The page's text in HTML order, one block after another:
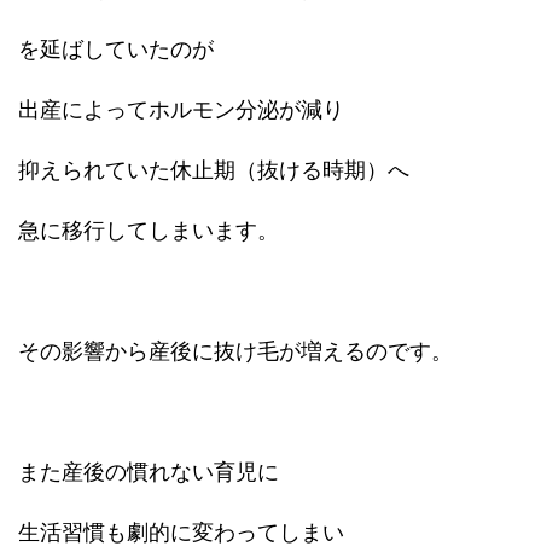
を延ばしていたのが
出産によってホルモン分泌が減り
抑えられていた休止期（抜ける時期）へ
急に移行してしまいます。
その影響から産後に抜け毛が増えるのです。
また産後の慣れない育児に
生活習慣も劇的に変わってしまい